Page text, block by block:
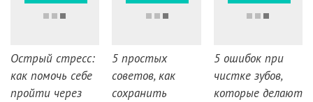
Острый стресс:
как помочь себе
пройти через
5 простых
советов, как
сохранить
5 ошибок при
чистке зубов,
которые делают